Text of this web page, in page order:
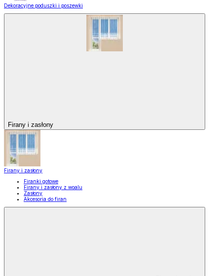
Dekoracyjne poduszki i poszewki
Firany i zasłony
Firany i zasłony
Firanki gotowe
Firany i zasłony z woalu
Zasłony
Akcesoria do firan